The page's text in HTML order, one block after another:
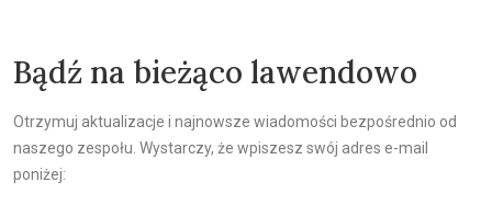
Bądź na bieżąco lawendowo
Otrzymuj aktualizacje i najnowsze wiadomości bezpośrednio od
naszego zespołu. Wystarczy, że wpiszesz swój adres e-mail
poniżej: